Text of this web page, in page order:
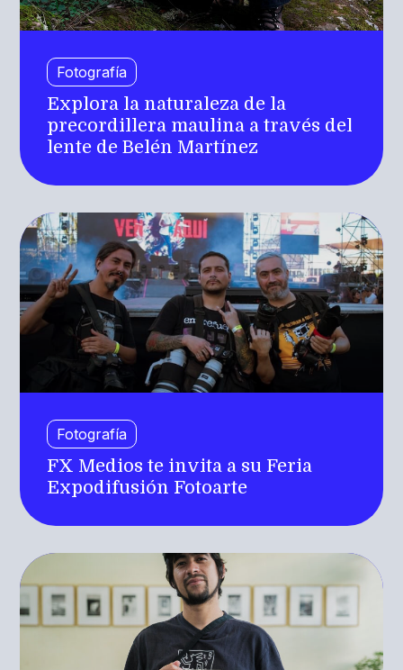
Fotografía
Explora la naturaleza de la
precordillera maulina a través del
lente de Belén Martínez
Fotografía
FX Medios te invita a su Feria
Expodifusión Fotoarte